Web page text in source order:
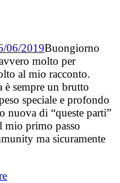
06/2019Buongiorno
molto per
al mio racconto.
è sempre un brutto
speciale e profondo
nuova di “queste parti”
mio primo passo
ma sicuramente